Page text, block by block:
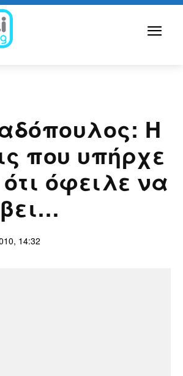
Η
που υπήρχε
ότι όφειλε να
14:32